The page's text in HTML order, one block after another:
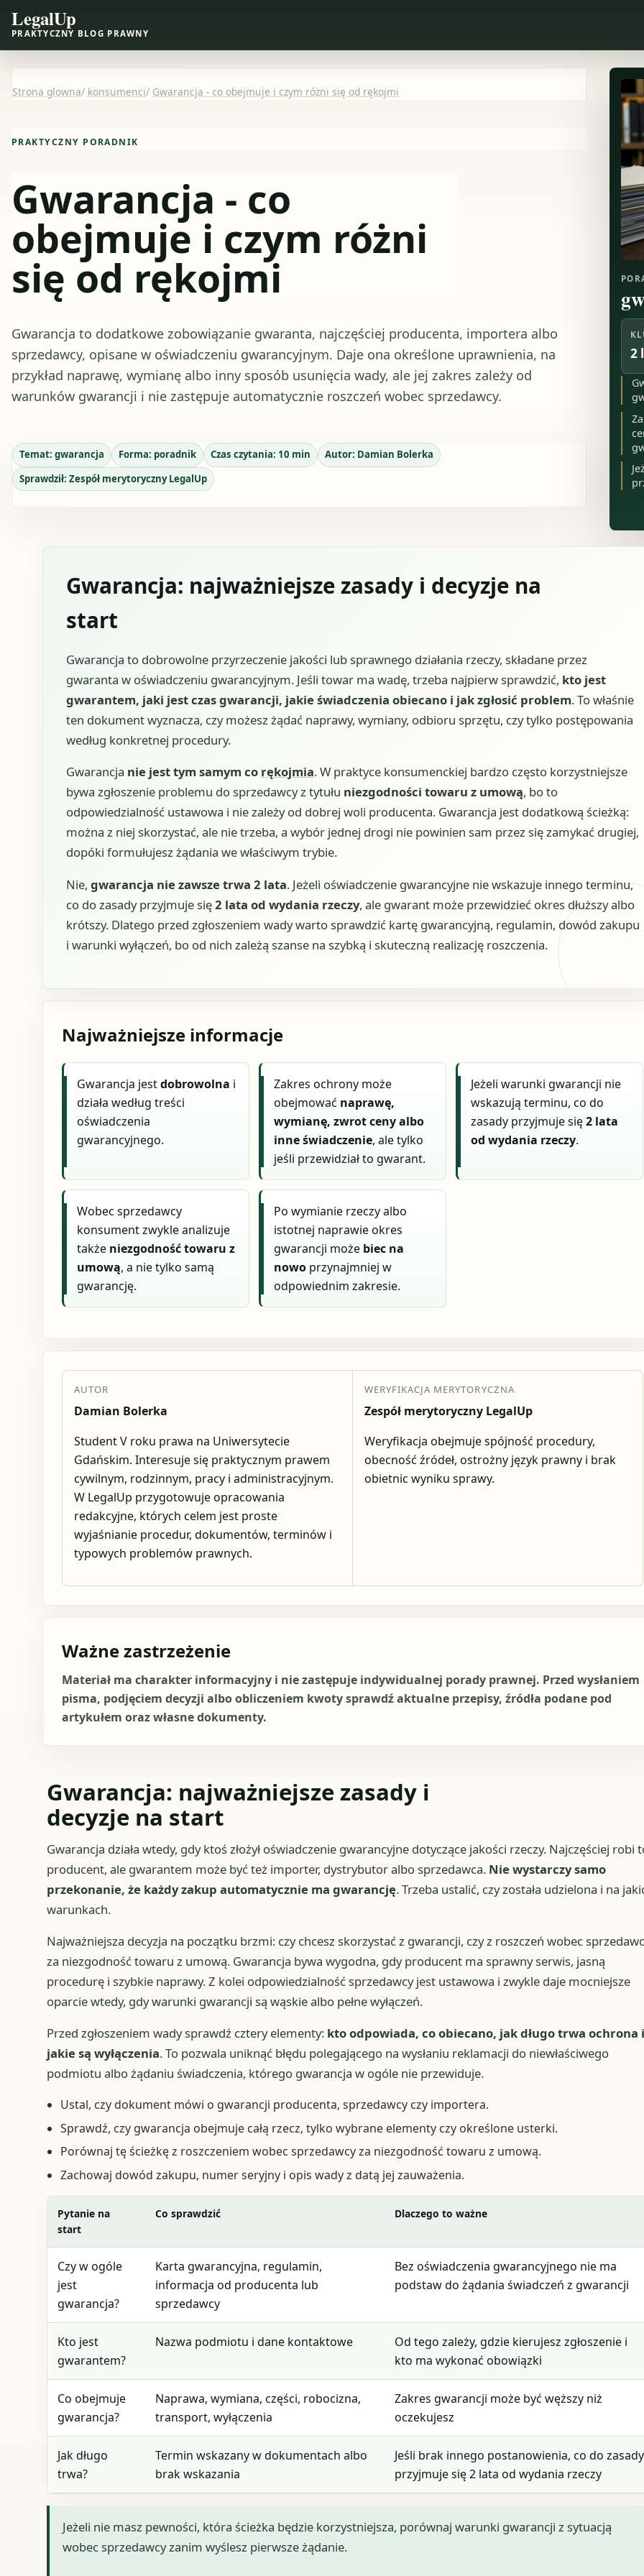
LegalUp
PRAKTYCZNY BLOG PRAWNY
Strona glowna/ konsumenci/ Gwarancja - co obejmuje i czym różni się od rękojmi
PRAKTYCZNY PORADNIK
Gwarancja - co
obejmuje i czym różni
się od rękojmi
Gwarancja to dodatkowe zobowiązanie gwaranta, najczęściej producenta, importera albo
sprzedawcy, opisane w oświadczeniu gwarancyjnym. Daje ona określone uprawnienia, na
przykład naprawę, wymianę albo inny sposób usunięcia wady, ale jej zakres zależy od
warunków gwarancji i nie zastępuje automatycznie roszczeń wobec sprzedawcy.
Temat: gwarancja Forma: poradnik Czas czytania: 10 min Autor: Damian Bolerka
Sprawdził: Zespół merytoryczny LegalUp
2
Gwarancja: najważniejsze zasady i decyzje na
start
Gwarancja to dobrowolne przyrzeczenie jakości lub sprawnego działania rzeczy, składane przez
gwaranta w oświadczeniu gwarancyjnym. Jeśli towar ma wadę, trzeba najpierw sprawdzić, kto jest
gwarantem, jaki jest czas gwarancji, jakie świadczenia obiecano i jak zgłosić problem. To właśnie
ten dokument wyznacza, czy możesz żądać naprawy, wymiany, odbioru sprzętu, czy tylko postępowania
według konkretnej procedury.
Gwarancja nie jest tym samym co rękojmia. W praktyce konsumenckiej bardzo często korzystniejsze
bywa zgłoszenie problemu do sprzedawcy z tytułu niezgodności towaru z umową, bo to
odpowiedzialność ustawowa i nie zależy od dobrej woli producenta. Gwarancja jest dodatkową ścieżką:
można z niej skorzystać, ale nie trzeba, a wybór jednej drogi nie powinien sam przez się zamykać drugiej,
dopóki formułujesz żądania we właściwym trybie.
Nie, gwarancja nie zawsze trwa 2 lata. Jeżeli oświadczenie gwarancyjne nie wskazuje innego terminu,
co do zasady przyjmuje się2 lata od wydania rzeczy, ale gwarant może przewidzieć okres dłuższy albo
krótszy. Dlatego przed zgłoszeniem wady warto sprawdzić kartę gwarancyjną, regulamin, dowód zakupu
i warunki wyłączeń, bo od nich zależą szanse na szybką i skuteczną realizację roszczenia.
Najważniejsze informacje
Gwarancja jestdobrowolna i
działa według treści
oświadczenia
gwarancyjnego.
Zakres ochrony może
obejmować naprawę,
wymianę, zwrot ceny albo
inne świadczenie, ale tylko
jeśli przewidział to gwarant.
Jeżeli warunki gwarancji nie
wskazują terminu, co do
zasady przyjmuje się2 lata
od wydania rzeczy.
Wobec sprzedawcy
konsument zwykle analizuje
także niezgodność towaru z
umową, a nie tylko samą
gwarancję.
Po wymianie rzeczy albo
istotnej naprawie okres
gwarancji może biec na
nowo przynajmniej w
odpowiednim zakresie.
AUTOR
Damian Bolerka
Student V roku prawa na Uniwersytecie
Gdańskim. Interesuje się praktycznym prawem
cywilnym, rodzinnym, pracy i administracyjnym.
W LegalUp przygotowuje opracowania
redakcyjne, których celem jest proste
wyjaśnianie procedur, dokumentów, terminów i
typowych problemów prawnych.
WERYFIKACJA MERYTORYCZNA
Zespół merytoryczny LegalUp
Weryfikacja obejmuje spójność procedury,
obecność źródeł, ostrożny język prawny i brak
obietnic wyniku sprawy.
Ważne zastrzeżenie
Materiał ma charakter informacyjny i nie zastępuje indywidualnej porady prawnej. Przed wysłaniem
pisma, podjęciem decyzji albo obliczeniem kwoty sprawdź aktualne przepisy, źródła podane pod
artykułem oraz własne dokumenty.
Gwarancja: najważniejsze zasady i
decyzje na start
Gwarancja działa wtedy, gdy ktoś złożył oświadczenie gwarancyjne dotyczące jakości rzeczy. Najczęściej robi
producent, ale gwarantem może być też importer, dystrybutor albo sprzedawca. Nie wystarczy samo
przekonanie, że każdy zakup automatycznie ma gwarancję. Trzeba ustalić, czy została udzielona i na
warunkach.
Najważniejsza decyzja na początku brzmi: czy chcesz skorzystać z gwarancji, czy z roszczeń wobec
za niezgodność towaru z umową. Gwarancja bywa wygodna, gdy producent ma sprawny serwis, jasną
procedurę i szybkie naprawy. Z kolei odpowiedzialność sprzedawcy jest ustawowa i zwykle daje mocniejsze
oparcie wtedy, gdy warunki gwarancji są wąskie albo pełne wyłączeń.
Przed zgłoszeniem wady sprawdź cztery elementy: kto odpowiada, co obiecano, jak długo trwa ochrona i
jakie są wyłączenia. To pozwala uniknąć błędu polegającego na wysłaniu reklamacji do niewłaściwego
podmiotu albo żądaniu świadczenia, którego gwarancja w ogóle nie przewiduje.
Ustal, czy dokument mówi o gwarancji producenta, sprzedawcy czy importera.
Sprawdź, czy gwarancja obejmuje całą rzecz, tylko wybrane elementy czy określone usterki.
Porównaj tę ścieżkę z roszczeniem wobec sprzedawcy za niezgodność towaru z umową.
Zachowaj dowód zakupu, numer seryjny i opis wady z datą jej zauważenia.
Pytanie na
start
Co sprawdzić Dlaczego to ważne
Czy w ogóle
jest
gwarancja?
Karta gwarancyjna, regulamin,
informacja od producenta lub
sprzedawcy
Bez oświadczenia gwarancyjnego nie ma
podstaw do żądania świadczeń z gwarancji
Kto jest
gwarantem?
Nazwa podmiotu i dane kontaktowe
Od tego zależy, gdzie kierujesz zgłoszenie i
kto ma wykonać obowiązki
Co obejmuje
gwarancja?
Naprawa, wymiana, części, robocizna,
transport, wyłączenia
Zakres gwarancji może być węższy niż
oczekujesz
Jak długo
trwa?
Termin wskazany w dokumentach albo
brak wskazania
Jeśli brak innego postanowienia, co do zasady
przyjmuje się 2 lata od wydania rzeczy
Jeżeli nie masz pewności, która ścieżka będzie korzystniejsza, porównaj warunki gwarancji z sytuacją
wobec sprzedawcy zanim wyślesz pierwsze żądanie.